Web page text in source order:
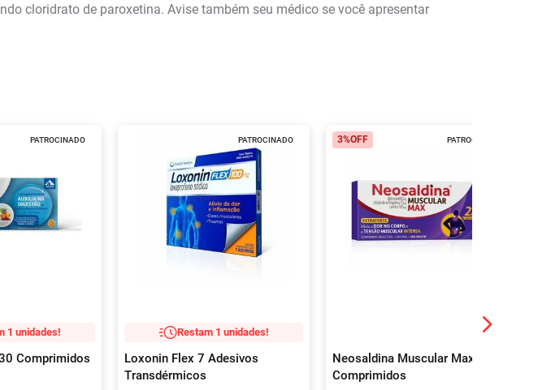
cloridrato de paroxetina. Avise também seu médico se você apresentar
PATROCINADO
1 unidades!
Comprimidos
PATROCINADO
Restam 1 unidades!
Loxonin Flex 7 Adesivos
Transdérmicos
PATROCINADO
3%OFF
Neosaldina Muscular Max 16
Comprimidos